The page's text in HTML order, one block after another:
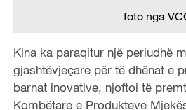
foto nga
Kina ka paraqitur një periudhë
gjashtëvjeçare për të dhënat e
barnat inovative, njoftoi të
Kombëtare e Produkteve